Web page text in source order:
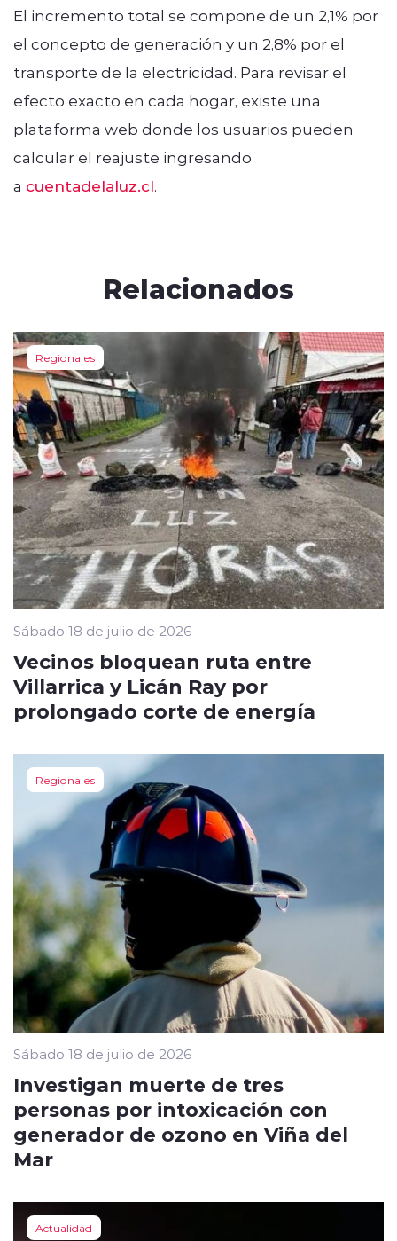
El incremento total se compone de un 2,1% por
el concepto de generación y un 2,8% por el
transporte de la electricidad. Para revisar el
efecto exacto en cada hogar, existe una
plataforma web donde los usuarios pueden
calcular el reajuste ingresando
a cuentadelaluz.cl.
Relacionados
Regionales
Sábado 18 de julio de 2026
Vecinos bloquean ruta entre
Villarrica y Licán Ray por
prolongado corte de energía
Regionales
Sábado 18 de julio de 2026
Investigan muerte de tres
personas por intoxicación con
generador de ozono en Viña del
Mar
Actualidad